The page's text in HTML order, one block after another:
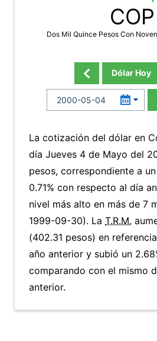
COP
Dos Mil Quince Pesos Con
Dólar Hoy
La cotización del dólar en
día Jueves 4 de Mayo del
pesos, correspondiente a
0.71% con respecto al día
nivel más alto en más de 7
1999-09-30). La T.R.M.
(402.31 pesos) en
año anterior y subió un
comparando con el mismo
anterior.